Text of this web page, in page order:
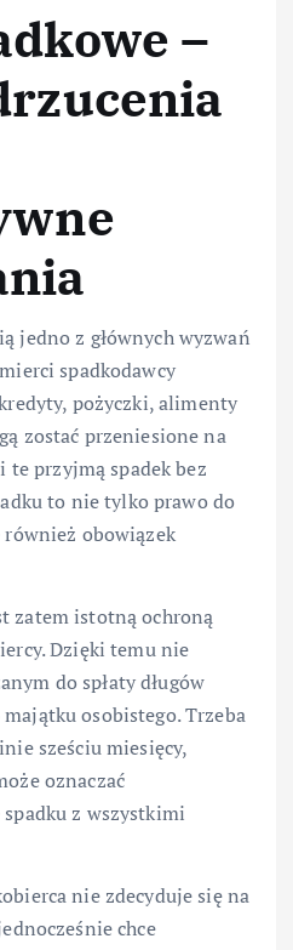
–
jedno z głównych wyzwań
spadkodawcy
pożyczki, alimenty
zostać przeniesione na
te przyjmą spadek bez
to nie tylko prawo do
obowiązek
zatem istotną ochroną
Dzięki temu nie
do spłaty długów
majątku osobistego. Trzeba
sześciu miesięcy,
oznaczać
z wszystkimi
nie zdecyduje się na
chce